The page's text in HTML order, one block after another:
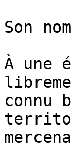
Son
À une
connu